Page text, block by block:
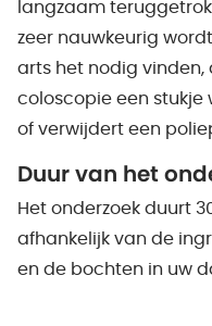
langzaam
zeer nauwkeurig
arts het nodig
coloscopie een stukje
of verwijdert een
Duur van het
Het onderzoek duurt
afhankelijk van de
en de bochten in uw